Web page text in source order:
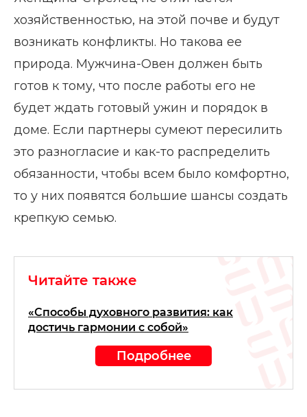
хозяйственностью, на этой почве и будут
возникать конфликты. Но такова ее
природа. Мужчина-Овен должен быть
готов к тому, что после работы его не
будет ждать готовый ужин и порядок в
доме. Если партнеры сумеют пересилить
это разногласие и как-то распределить
обязанности, чтобы всем было комфортно,
то у них появятся большие шансы создать
крепкую семью.
Читайте также
«Способы духовного развития: как
достичь гармонии с собой»
Подробнее